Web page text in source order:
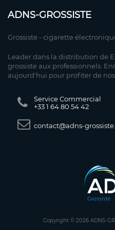
ADNS-GROSSISTE
Grossiste - cigarette
Leader dans la distribution de
grossiste aux professionnels.
aujourd'hui pour profiter de nos
Service Commercial
+33 1 64 80 54 42
contact@adns-
Copyright © 2026 ADNS-